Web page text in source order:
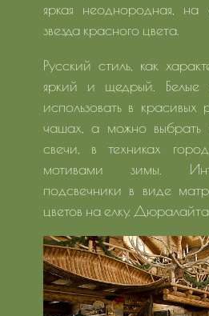
яркая неоднородная, на
звезда красного цвета.
Русский стиль, как
яркий и щедрый. Белые
использовать в красивых
чашах, а можно выбрать
свечи, в техниках
мотивами зимы.
подсвечники в виде
цветов на елку. Дюралайта